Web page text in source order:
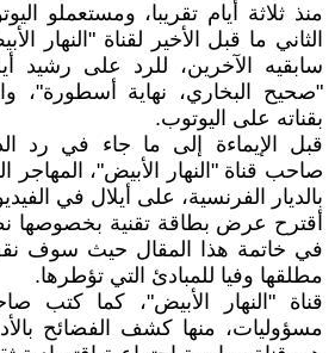
منذ ثلاثة أيام تقريبا، ومستعملو
الثاني ما قبل الأخير لقناة "النهار
سابقيه الآخرين، للرد على رشيد
"صحيح البخاري، نهاية أسطورة"،
بقناته على اليوتوب.
قبل الإيماءة إلى ما جاء في رد
صاحب قناة "النهار الأبيض"، المهاجر
بالديار الفرنسية، على أيلال في
أقترح عرض بطاقة تقنية بخصوصها
في خاتمة هذا المقال حيث سوف
مطلقها وفيا للمبادئ التي تؤطرها.
قناة "النهار الأبيض"، كما كتب
مسؤوليات، منها كشف الفضائح